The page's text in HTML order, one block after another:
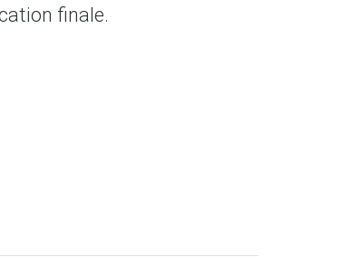
finale.